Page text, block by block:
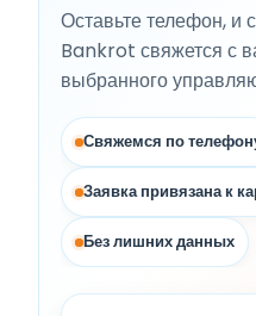
Оставьте телефон, и
Bankrot свяжется с
выбранного
Свяжемся по
Заявка привязана к
Без лишних данных